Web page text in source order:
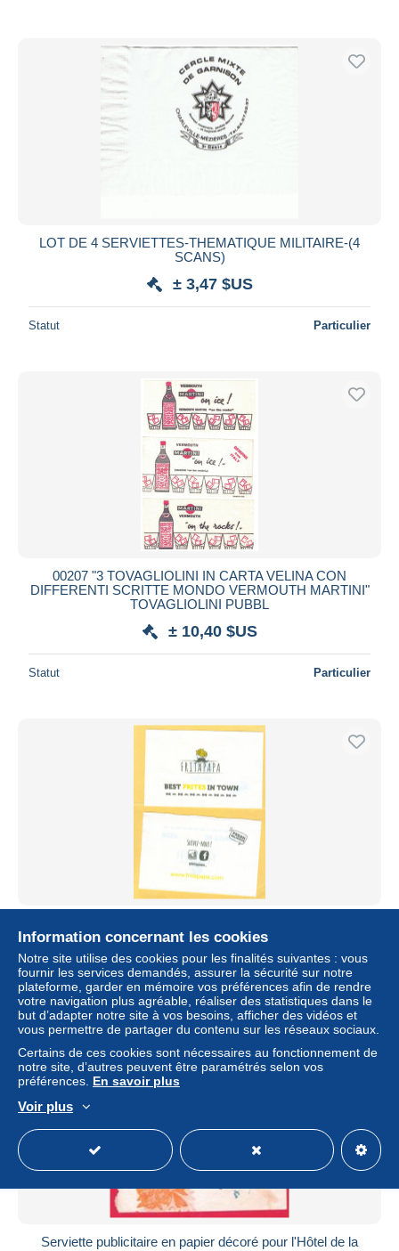
LOT DE 4 SERVIETTES-THEMATIQUE MILITAIRE-(4
SCANS)
± 3,47 $US
Statut Particulier
00207 "3 TOVAGLIOLINI IN CARTA VELINA CON
DIFFERENTI SCRITTE MONDO VERMOUTH MARTINI"
TOVAGLIOLINI PUBBL
± 10,40 $US
Statut Particulier
± 1,16 $US
Statut Particulier
Serviette publicitaire en papier décoré pour l'Hôtel de la
Information concernant les cookies
Notre site utilise des cookies pour les finalités suivantes : vous
fournir les services demandés, assurer la sécurité sur notre
plateforme, garder en mémoire vos préférences afin de rendre
votre navigation plus agréable, réaliser des statistiques dans le
but d’adapter notre site à vos besoins, afficher des vidéos et
vous permettre de partager du contenu sur les réseaux sociaux.
Certains de ces cookies sont nécessaires au fonctionnement de
notre site, d’autres peuvent être paramétrés selon vos
préférences. En savoir plus
Voir plus